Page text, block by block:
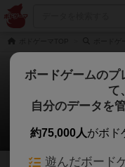
3
ボードゲームのプ
て、
自分のデータを
約75,000人がボド
遊んだボード